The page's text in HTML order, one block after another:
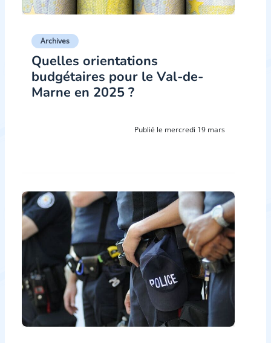
Archives
Quelles orientations
budgétaires pour le Val-de-
Marne en 2025 ?
Publié le mercredi 19 mars